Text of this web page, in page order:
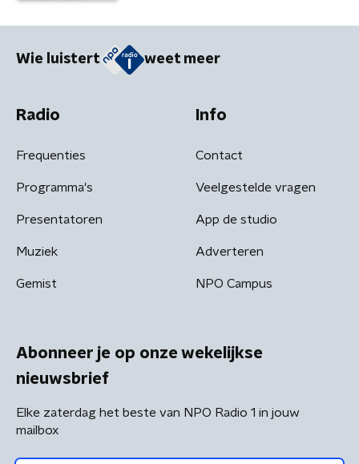
Wie luistert weet meer
Radio
Frequenties
Programma's
Presentatoren
Muziek
Gemist
Info
Contact
Veelgestelde vragen
App de studio
Adverteren
NPO Campus
Abonneer je op onze wekelijkse
nieuwsbrief
Elke zaterdag het beste van NPO Radio 1 in jouw
mailbox